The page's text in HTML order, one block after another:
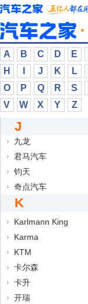
A B C D E
H
J K L
O
P Q R S
V
W X Y Z
江铃
江铃集团新能源
江汽集团
捷豹
捷达
捷尼赛思
捷途
捷途山海
金杯
九龙
君马汽车
钧天
奇点汽车
K
Karlmann King
Karma
KTM
卡尔森
卡升
开瑞
J